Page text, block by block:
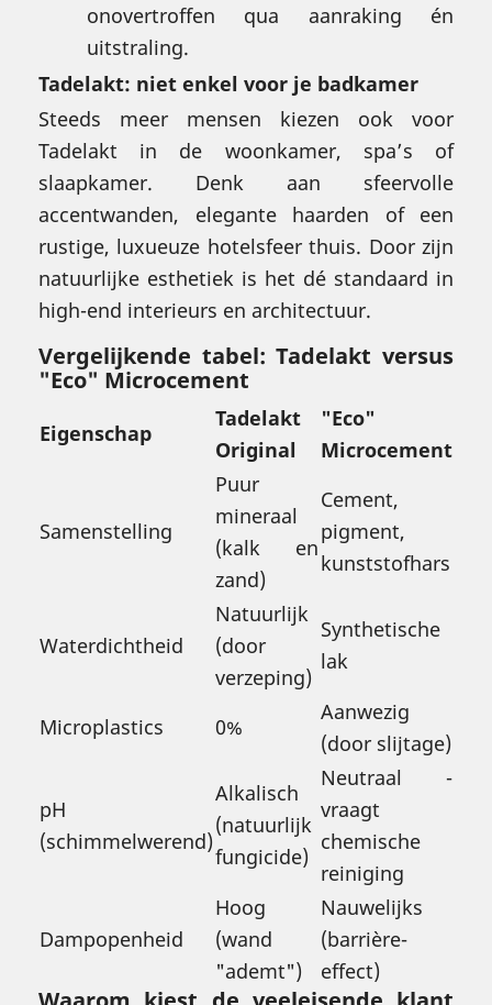
onovertroffen qua aanraking én
uitstraling.
Tadelakt: niet enkel voor je badkamer
Steeds meer mensen kiezen ook voor
Tadelakt in de woonkamer, spa’s of
slaapkamer. Denk aan sfeervolle
accentwanden, elegante haarden of een
rustige, luxueuze hotelsfeer thuis. Door zijn
natuurlijke esthetiek is het dé standaard in
high-end interieurs en architectuur.
Vergelijkende tabel: Tadelakt versus
"Eco" Microcement
Eigenschap
Tadelakt
Original
"Eco"
Microcement
Samenstelling
Puur
mineraal
(kalk en
zand)
Cement,
pigment,
kunststofhars
Waterdichtheid
Natuurlijk
(door
verzeping)
Synthetische
lak
Microplastics 0%
Aanwezig
(door slijtage)
pH
(schimmelwerend)
Alkalisch
(natuurlijk
fungicide)
Neutraal -
vraagt
chemische
reiniging
Dampopenheid
Hoog
(wand
"ademt")
Nauwelijks
(barrière-
effect)